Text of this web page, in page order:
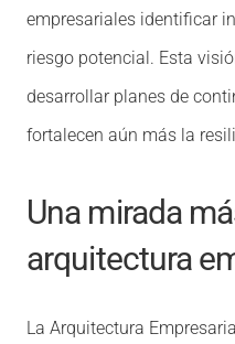
empresariales identificar
riesgo potencial. Esta
desarrollar planes de
fortalecen aún más la
Una mirada
arquitectura
La Arquitectura